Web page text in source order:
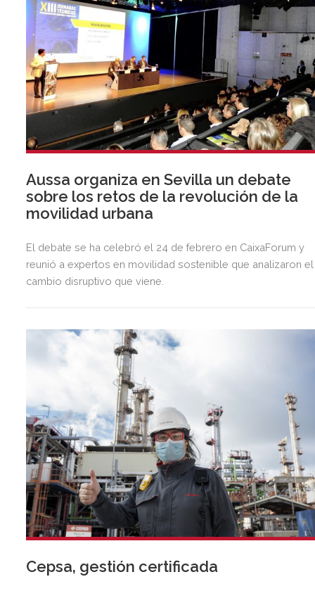
Aussa organiza en Sevilla un debate
sobre los retos de la revolución de la
movilidad urbana
El debate se ha celebró el 24 de febrero en CaixaForum y
reunió a expertos en movilidad sostenible que analizaron el
cambio disruptivo que viene.
Cepsa, gestión certificada